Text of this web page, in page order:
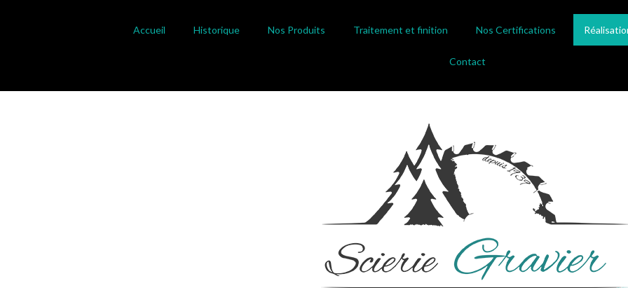
Accueil Historique Nos Produits Traitement et finition Nos Certifications
Contact